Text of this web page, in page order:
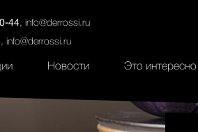
44, info@derrossi.ru
, info@derrossi.ru
Наши проекты
Новости Это интересно